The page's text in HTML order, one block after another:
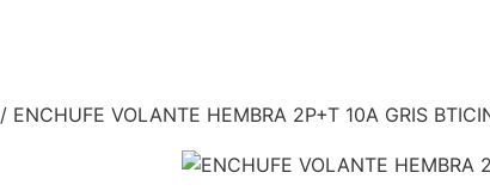
/ ENCHUFE VOLANTE HEMBRA 2P+T 10A GRIS